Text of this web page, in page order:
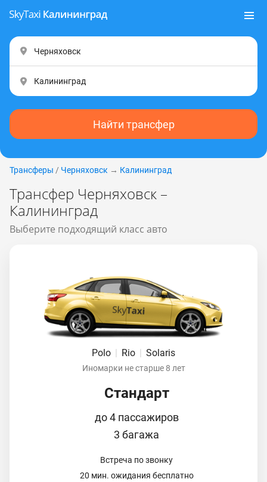
Найти трансфер
Трансферы / Черняховск → Калининград
Трансфер Черняховск –
Калининград
Выберите подходящий класс авто
Polo | Rio | Solaris
Иномарки не старше 8 лет
Стандарт
до 4 пассажиров
3 багажа
Встреча по звонку
20 мин. ожидания бесплатно